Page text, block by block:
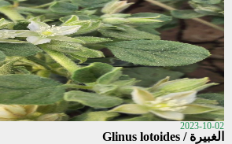
2023-10-02
الغبيرة / Glinus lotoides